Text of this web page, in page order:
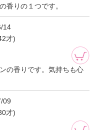
香りの１つです。
14
才)
の香りです。気持ちも心
09
才)